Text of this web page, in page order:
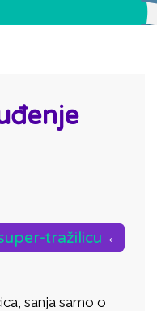
tražilicu ←
sanja samo o